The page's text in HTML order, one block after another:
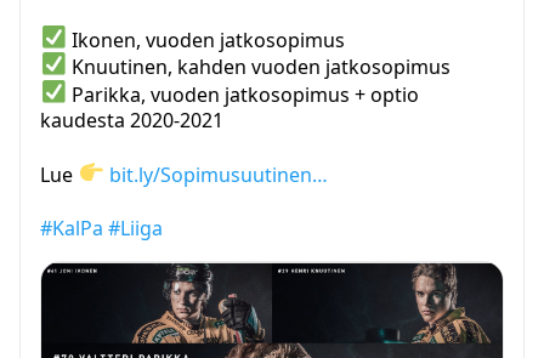
Ikonen, vuoden jatkosopimus
Knuutinen, kahden vuoden jatkosopimus
Parikka, vuoden jatkosopimus + optio
kaudesta 2020-2021
Lue
bit.ly/Sopimusuutinen…
#KalPa #Liiga